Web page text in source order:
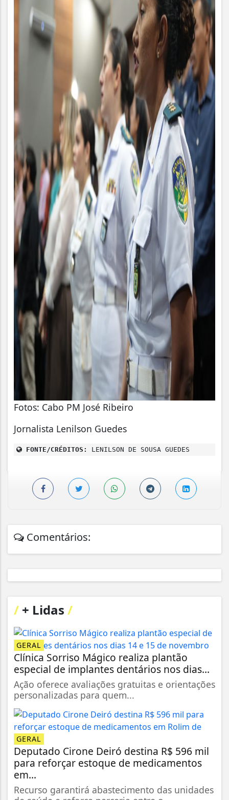
Fotos: Cabo PM José Ribeiro
Jornalista Lenilson Guedes
FONTE/CRÉDITOS: LENILSON DE SOUSA GUEDES
Comentários:
/ + Lidas /
GERAL
Clínica Sorriso Mágico realiza plantão
especial de implantes dentários nos dias...
Ação oferece avaliações gratuitas e orientações
personalizadas para quem...
GERAL
Deputado Cirone Deiró destina R$ 596 mil
para reforçar estoque de medicamentos
em...
Recurso garantirá abastecimento das unidades